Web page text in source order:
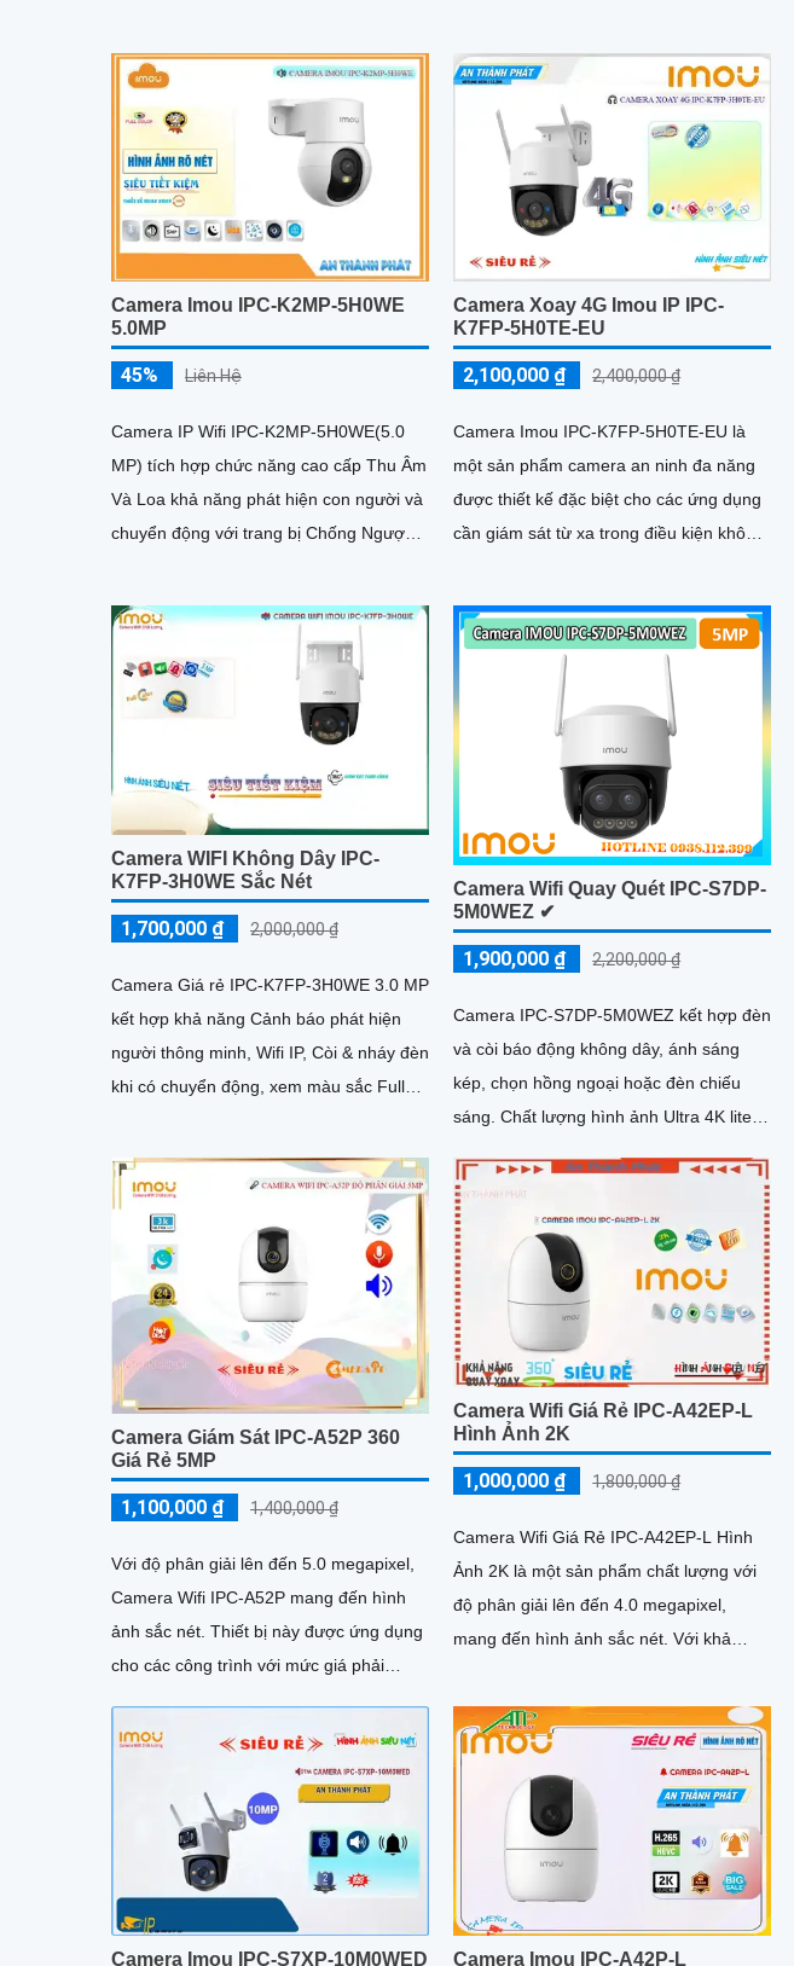
giám sát từ xa qua điện thoại
hồng ngoại 10m
Camera Imou IPC-K2MP-5H0WE
5.0MP
45% Liên Hệ
Camera IP Wifi IPC-K2MP-5H0WE(5.0
MP) tích hợp chức năng cao cấp Thu Âm
Và Loa khả năng phát hiện con người và
chuyển động với trang bị Chống Ngược
trường ánh sáng khác nhau công nghệ
xử lý hình ảnh thiếu sáng có màu ban
đêm mang lại hình ảnh sắc nét
Camera Xoay 4G Imou IP IPC-
K7FP-5H0TE-EU
2,100,000 ₫ 2,400,000 ₫
Camera Imou IPC-K7FP-5H0TE-EU là
một sản phẩm camera an ninh đa năng
được thiết kế đặc biệt cho các ứng dụng
cần giám sát từ xa trong điều kiện không
5H0TE-EU hỗ trợ công nghệ hồng ngoại
với khả năng nhìn đêm lên đến 30 mét.
Camera WIFI Không Dây IPC-
K7FP-3H0WE Sắc Nét
1,700,000 ₫ 2,000,000 ₫
Camera Giá rẻ IPC-K7FP-3H0WE 3.0 MP
kết hợp khả năng Cảnh báo phát hiện
người thông minh, Wifi IP, Còi & nháy đèn
khi có chuyển động, xem màu sắc Full
sáng kép, loa đàm thoại tích hợp, Chống
Ngược Sáng HDR
Camera Wifi Quay Quét IPC-S7DP-
5M0WEZ ✔
1,900,000 ₫ 2,200,000 ₫
Camera IPC-S7DP-5M0WEZ kết hợp đèn
và còi báo động không dây, ánh sáng
kép, chọn hồng ngoại hoặc đèn chiếu
sáng. Chất lượng hình ảnh Ultra 4K lite,
ban đêm tốt với hồng ngoại 50m
Camera Giám Sát IPC-A52P 360
Giá Rẻ 5MP
1,100,000 ₫ 1,400,000 ₫
Với độ phân giải lên đến 5.0 megapixel,
Camera Wifi IPC-A52P mang đến hình
ảnh sắc nét. Thiết bị này được ứng dụng
cho các công trình với mức giá phải
Camera Wifi Giá Rẻ IPC-A42EP-L
Hình Ảnh 2K
1,000,000 ₫ 1,800,000 ₫
Camera Wifi Giá Rẻ IPC-A42EP-L Hình
Ảnh 2K là một sản phẩm chất lượng với
độ phân giải lên đến 4.0 megapixel,
mang đến hình ảnh sắc nét. Với khả
Camera Imou IPC-S7XP-10M0WED Camera Imou IPC-A42P-L